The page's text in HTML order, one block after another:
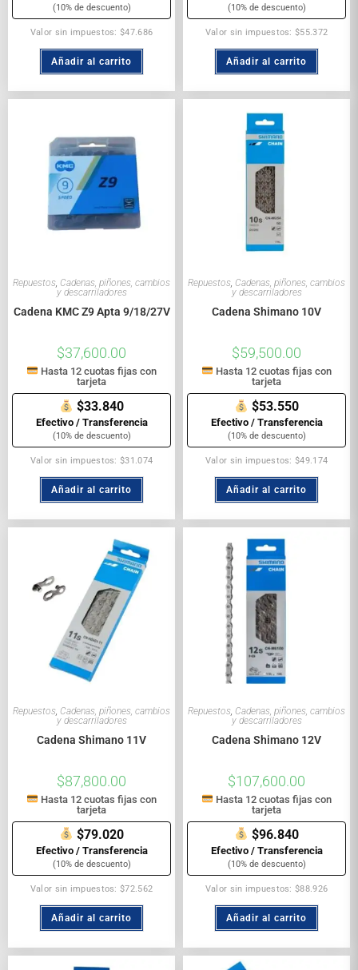
(10% de descuento)
Valor sin impuestos: $47.686
Añadir al carrito
(10% de descuento)
Valor sin impuestos: $55.372
Añadir al carrito
Repuestos, Cadenas, piñones, cambios
y descarriladores
Cadena KMC Z9 Apta 9/18/27V
$37,600.00
Hasta 12 cuotas fijas con
tarjeta
$33.840
Efectivo / Transferencia
(10% de descuento)
Valor sin impuestos: $31.074
Añadir al carrito
Repuestos, Cadenas, piñones, cambios
y descarriladores
Cadena Shimano 10V
$59,500.00
Hasta 12 cuotas fijas con
tarjeta
$53.550
Efectivo / Transferencia
(10% de descuento)
Valor sin impuestos: $49.174
Añadir al carrito
Repuestos, Cadenas, piñones, cambios
y descarriladores
Cadena Shimano 11V
$87,800.00
Hasta 12 cuotas fijas con
tarjeta
$79.020
Efectivo / Transferencia
(10% de descuento)
Valor sin impuestos: $72.562
Añadir al carrito
Repuestos, Cadenas, piñones, cambios
y descarriladores
Cadena Shimano 12V
$107,600.00
Hasta 12 cuotas fijas con
tarjeta
$96.840
Efectivo / Transferencia
(10% de descuento)
Valor sin impuestos: $88.926
Añadir al carrito